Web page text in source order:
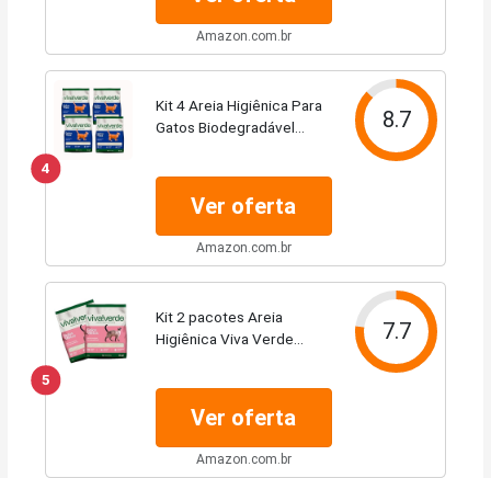
Amazon.com.br
4
Kit 4 Areia Higiênica Para
Gatos Biodegradável
8.7
Ver oferta
Amazon.com.br
5
Kit 2 pacotes Areia
Higiênica Viva Verde
7.7
Ver oferta
Amazon.com.br